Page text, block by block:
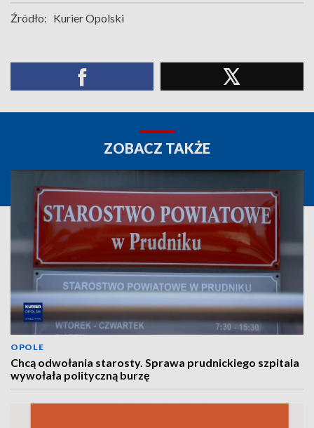
Źródło: Kurier Opolski
ZOBACZ TAKŻE
OPOLE
Chcą odwołania starosty. Sprawa prudnickiego szpitala
wywołała polityczną burzę